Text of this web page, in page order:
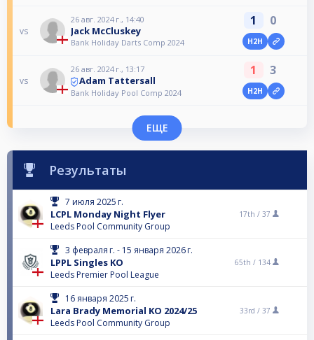
vs
26 авг. 2024 г., 14:40
Jack McCluskey
Bank Holiday Darts Comp 2024
1 0
H2H
vs
26 авг. 2024 г., 13:17
Adam Tattersall
Bank Holiday Pool Comp 2024
1 3
H2H
ЕЩЕ
Результаты
7 июля 2025 г.
LCPL Monday Night Flyer
Leeds Pool Community Group
17th / 37
3 февраля г. - 15 января 2026 г.
LPPL Singles KO
Leeds Premier Pool League
65th / 134
16 января 2025 г.
Lara Brady Memorial KO 2024/25
Leeds Pool Community Group
33rd / 37